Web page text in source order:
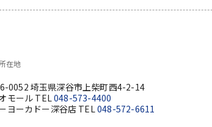
在地
0052 埼玉県深谷市上柴町西4-2-14
モール TEL048-573-4400
ヨーカドー深谷店 TEL048-572-6611